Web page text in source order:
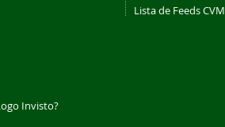
Invisto?
Lista de Feeds CVM